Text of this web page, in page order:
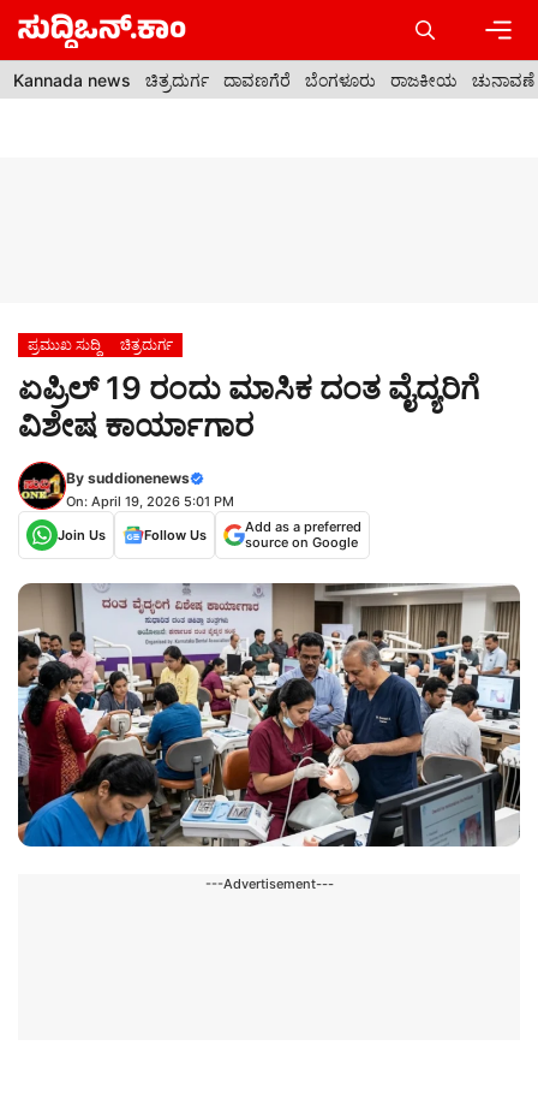
Skip
content
Kannada news ಚಿತ್ರದುರ್ಗ ದಾವಣಗೆರೆ ಬೆಂಗಳೂರು ರಾಜಕೀಯ ಚುನಾವಣೆ
ಪ್ರಮುಖ ಸುದ್ದಿ ಚಿತ್ರದುರ್ಗ
ಏಪ್ರಿಲ್ 19 ರಂದು ಮಾಸಿಕ ದಂತ ವೈದ್ಯರಿಗೆ
ವಿಶೇಷ ಕಾರ್ಯಾಗಾರ
By suddionenews
On: April 19, 2026 5:01 PM
Join Us
Follow Us
Add as a preferred
source on Google
---Advertisement---